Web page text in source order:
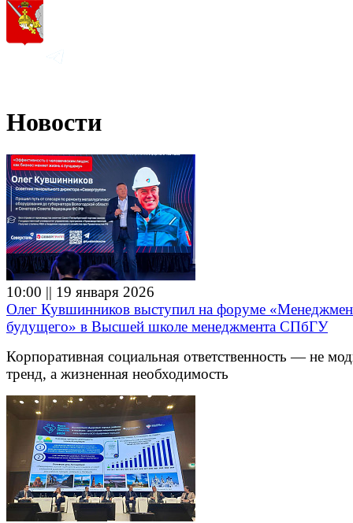
Новости
10:00 || 19 января 2026
Олег Кувшинников выступил на форуме
будущего» в Высшей школе менеджмента СПбГУ
Корпоративная социальная ответственность — не
тренд, а жизненная необходимость